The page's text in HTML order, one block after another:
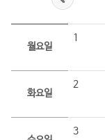
월요일
1
화요일
2
3